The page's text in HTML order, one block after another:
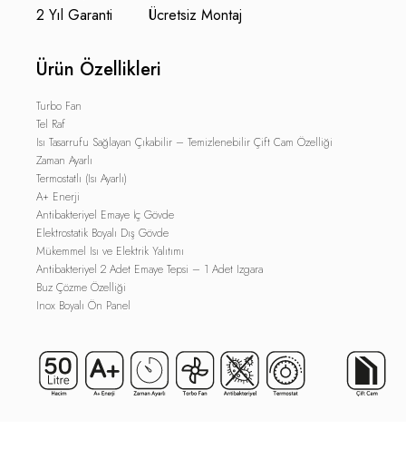
2 Yıl Garanti Ücretsiz Montaj
Ürün Özellikleri
Turbo Fan
Tel Raf
Isı Tasarrufu Sağlayan Çıkabilir – Temizlenebilir Çift Cam Özelliği
Zaman Ayarlı
Termostatlı (Isı Ayarlı)
A+ Enerji
Antibakteriyel Emaye İç Gövde
Elektrostatik Boyalı Dış Gövde
Mükemmel Isı ve Elektrik Yalıtımı
Antibakteriyel 2 Adet Emaye Tepsi – 1 Adet Izgara
Buz Çözme Özelliği
Inox Boyalı Ön Panel